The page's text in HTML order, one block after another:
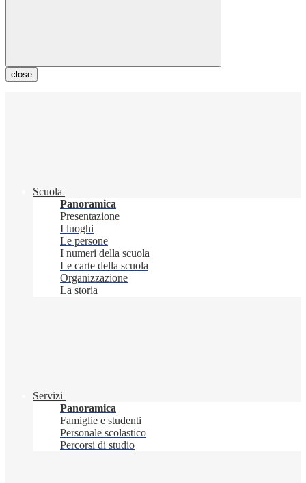
close
Scuola
Panoramica
Presentazione
I luoghi
Le persone
I numeri della scuola
Le carte della scuola
Organizzazione
La storia
Servizi
Panoramica
Famiglie e studenti
Personale scolastico
Percorsi di studio